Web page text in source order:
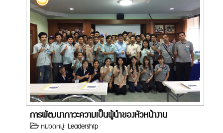
การพัฒนาภาวะความเป็นผู้นำของหัวหน้างาน
หมวดหมู่:Leadership